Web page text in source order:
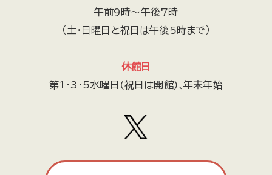
午前9時～午後7時
（土・日曜日と祝日は午後5時まで）
休館日
第1・3・5水曜日(祝日は開館)､年末年始